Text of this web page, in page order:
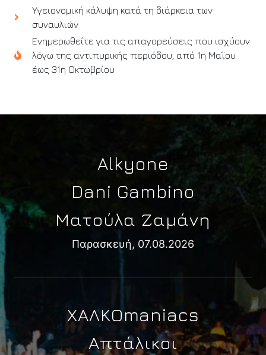
Υγειονομική κάλυψη κατά τη διάρκεια των
συναυλιών
Ενημερωθείτε για τις απαγορεύσεις που ισχύουν
λόγω της αντιπυρικής περιόδου, από 1η Μαΐου
έως 31η Οκτωβρίου
Alkyone
Dani Gambino
Ματούλα Ζαμάνη
Παρασκευή, 07.08.2026
ΧΑΛΚΟmaniacs
Απτάλικοι